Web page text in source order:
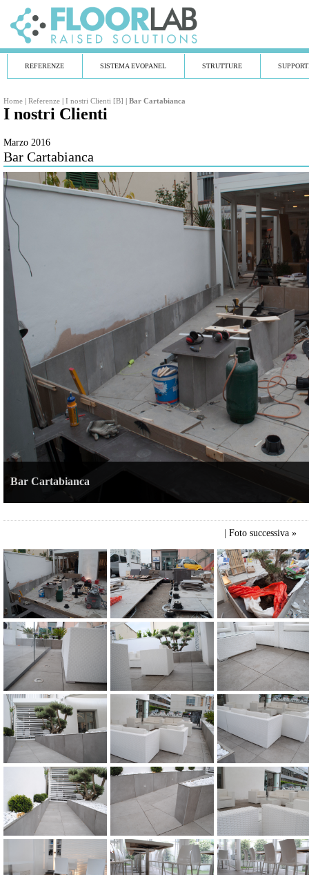
REFERENZE SISTEMA EVOPANEL STRUTTURE
Home | Referenze | I nostri Clienti [B] | Bar Cartabianca
I nostri Clienti
Marzo 2016
Bar Cartabianca
Bar Cartabianca
Foto successiva »